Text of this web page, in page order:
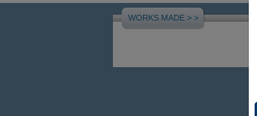
WORKS MADE > >